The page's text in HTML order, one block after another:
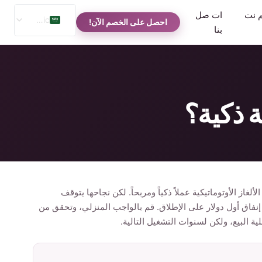
نت
ات صل
بنا
احصل على الخصم الآن!
English
ذكية؟
الأوتوماتيكية عملاً ذكياً ومربحاً. لكن نجاحها يتوقف
أول دولار على الإطلاق. قم بالواجب المنزلي، وتحقق من
ولكن لسنوات التشغيل التالية.